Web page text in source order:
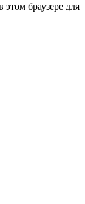
браузере для